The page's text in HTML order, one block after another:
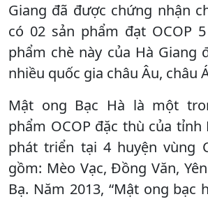
Giang đã được chứng nhận
có 02 sản phẩm đạt OCOP
phẩm chè này của Hà Giang
nhiều quốc gia châu Âu, châu
Mật ong Bạc Hà là một
phẩm OCOP đặc thù của tỉnh
phát triển tại 4 huyện vùng
gồm: Mèo Vạc, Đồng Văn,
Bạ. Năm 2013, “Mật ong bạc